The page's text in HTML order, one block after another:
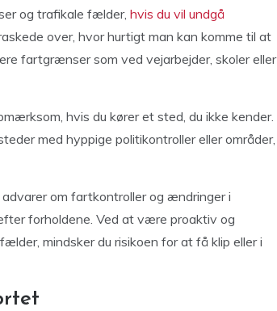
og trafikale fælder, hvis du vil undgå
over, hvor hurtigt man kan komme til at
fartgrænser som ved vejarbejder, skoler eller
hvis du kører et sted, du ikke kender.
med hyppige politikontroller eller områder,
om fartkontroller og ændringer i
forholdene. Ved at være proaktiv og
mindsker du risikoen for at få klip eller i